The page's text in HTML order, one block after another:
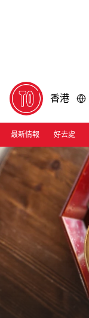
香港
最新情報 好去處